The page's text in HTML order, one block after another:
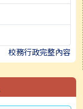
校務行政完整內容